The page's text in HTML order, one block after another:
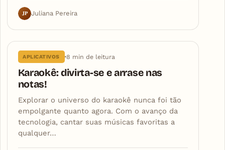
JP Juliana Pereira
APLICATIVOS 8 min de leitura
Karaokê: divirta-se e arrase nas
notas!
Explorar o universo do karaokê nunca foi tão
empolgante quanto agora. Com o avanço da
tecnologia, cantar suas músicas favoritas a
qualquer…